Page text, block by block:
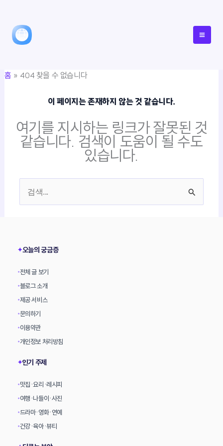
너홈 404 찾을 수 없습니다
이 페이지는 존재하지 않는 것 같습니다.
여기를 지시하는 링크가 잘못된 것
같습니다. 검색이 도움이 될 수도
있습니다.
✦오늘의 궁금증
•전체 글 보기
•블로그 소개
•제공 서비스
•문의하기
•이용약관
•개인정보 처리방침
✦인기 주제
•맛집·요리·레시피
•여행·나들이·사진
•드라마·영화·연예
•건강·육아·뷰티